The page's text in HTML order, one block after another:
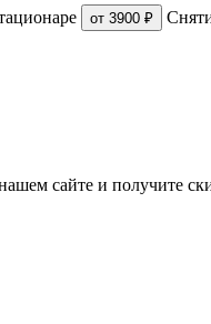
от 3900 ₽
сайте и получите